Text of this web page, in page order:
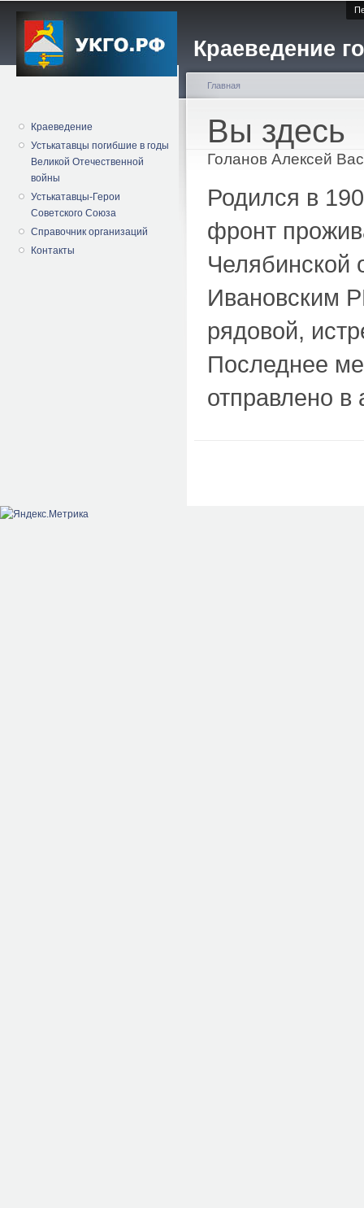
Краеведение
Краеведение
Устькатавцы погибшие в годы
Великой Отечественной
войны
Устькатавцы-Герои
Советского Союза
Справочник организаций
Контакты
Вы здесь
Главная
Голанов Алексей
Родился в
фронт
Челябинской
Ивановским
рядовой,
Последнее
отправлено в